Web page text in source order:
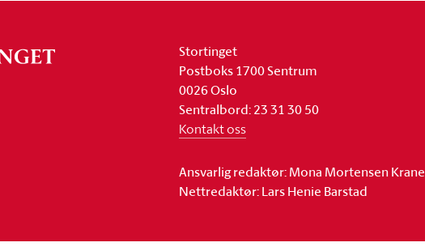
Stortinget
Postboks 1700 Sentrum
0026 Oslo
Sentralbord: 23 31 30 50
Kontakt oss
Ansvarlig redaktør: Mona Mortensen Krane
Nettredaktør: Lars Henie Barstad